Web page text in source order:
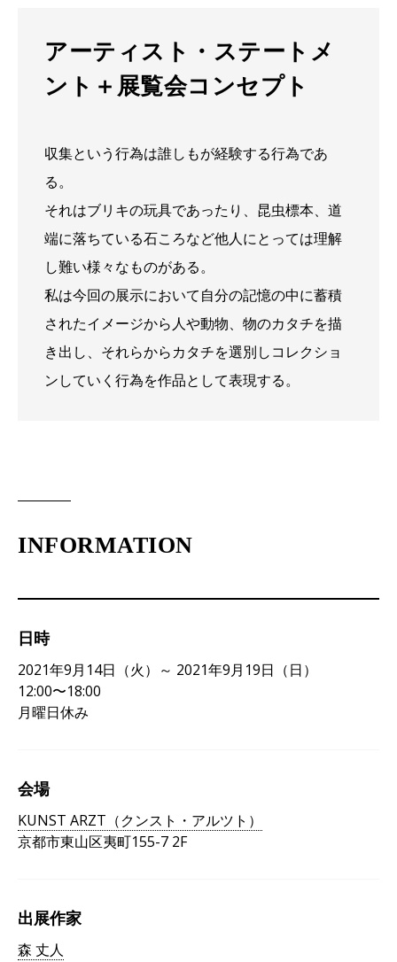
アーティスト・ステートメ
ント＋展覧会コンセプト
収集という行為は誰しもが経験する行為であ
る。
それはブリキの玩具であったり、昆虫標本、道
端に落ちている石ころなど他人にとっては理解
し難い様々なものがある。
私は今回の展示において自分の記憶の中に蓄積
されたイメージから人や動物、物のカタチを描
き出し、それらからカタチを選別しコレクショ
ンしていく行為を作品として表現する。
INFORMATION
日時
2021年9月14日（火）～ 2021年9月19日（日）
12:00〜18:00
月曜日休み
会場
KUNST ARZT（クンスト・アルツト）
京都市東山区夷町155-7 2F
出展作家
森 丈人